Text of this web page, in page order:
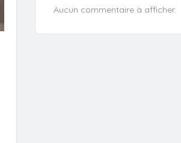
Aucun commentaire à afficher.